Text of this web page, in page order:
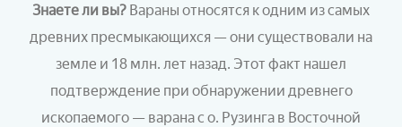
Знаете ли вы? Вараны относятся к одним из самых
древних пресмыкающихся — они существовали на
земле и 18 млн. лет назад. Этот факт нашел
подтверждение при обнаружении древнего
ископаемого — варана с о. Рузинга в Восточной